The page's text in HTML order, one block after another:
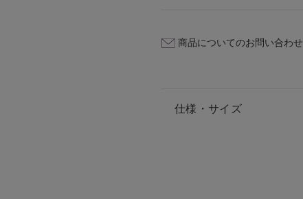
商品についてのお問い合わせ
仕様・サイズ